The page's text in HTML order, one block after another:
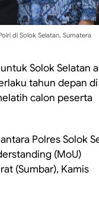
di Solok Selatan, Sumatera
Solok Selatan
tahun depan di
calon peserta
Polres Solok
(MoU)
(Sumbar), Kamis